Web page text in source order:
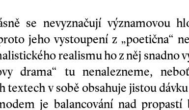
se nevyznačují významovou
jeho vystoupení z „poetična“
realismu ho z něj snadno
drama“ tu nenalezneme,
textech v sobě obsahuje jistou
je balancování nad